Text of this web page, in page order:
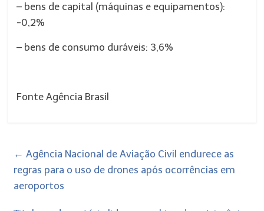
– bens de capital (máquinas e equipamentos):
-0,2%
– bens de consumo duráveis: 3,6%
Fonte Agência Brasil
← Agência Nacional de Aviação Civil endurece as
regras para o uso de drones após ocorrências em
aeroportos